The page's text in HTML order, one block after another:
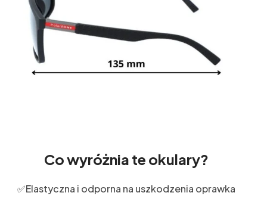
Co wyróżnia te okulary?
✅Elastyczna i odporna na uszkodzenia oprawka